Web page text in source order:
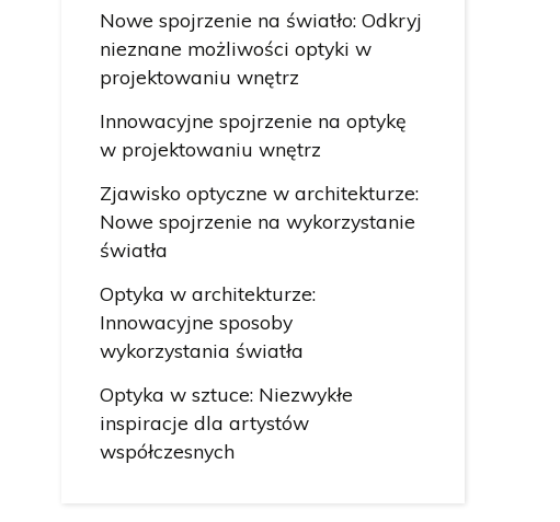
Nowe spojrzenie na światło: Odkryj
nieznane możliwości optyki w
projektowaniu wnętrz
Innowacyjne spojrzenie na optykę
w projektowaniu wnętrz
Zjawisko optyczne w architekturze:
Nowe spojrzenie na wykorzystanie
światła
Optyka w architekturze:
Innowacyjne sposoby
wykorzystania światła
Optyka w sztuce: Niezwykłe
inspiracje dla artystów
współczesnych